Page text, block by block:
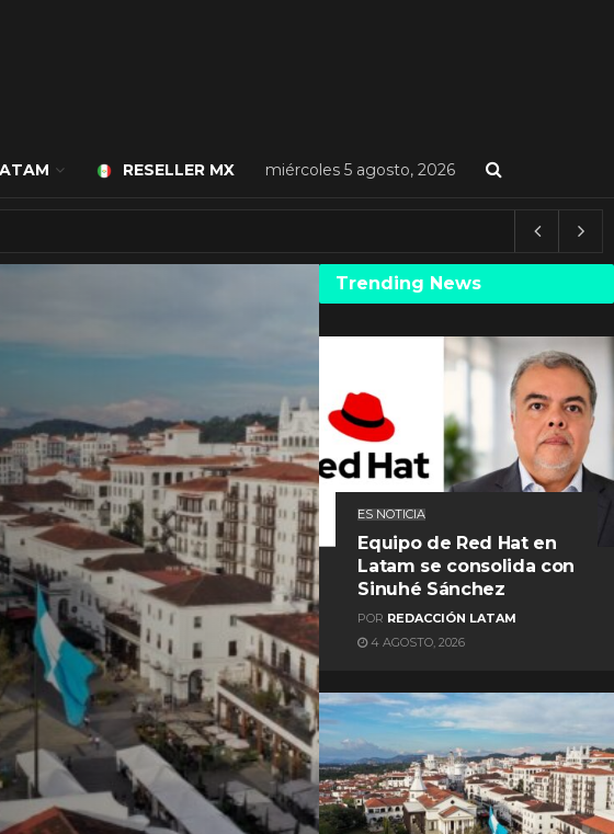
RESELLER MX miércoles 5 agosto, 2026
Trending News
ES NOTICIA
Equipo de Red Hat en
Latam se consolida con
Sinuhé Sánchez
POR REDACCIÓN LATAM
4 AGOSTO, 2026